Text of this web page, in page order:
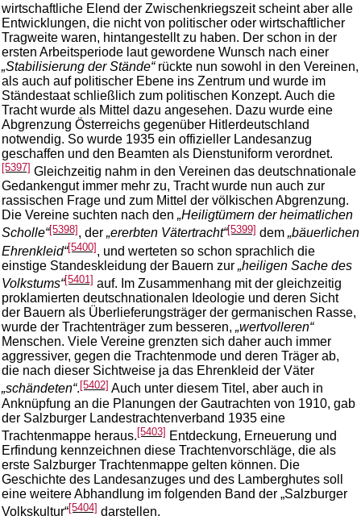
wirtschaftliche Elend der Zwischenkriegszeit scheint aber alle
Entwicklungen, die nicht von politischer oder wirtschaftlicher
Tragweite waren, hintangestellt zu haben. Der schon in der
ersten Arbeitsperiode laut gewordene Wunsch nach einer
„Stabilisierung der Stände“rückte nun sowohl in den Vereinen,
als auch auf politischer Ebene ins Zentrum und wurde im
Ständestaat schließlich zum politischen Konzept. Auch die
Tracht wurde als Mittel dazu angesehen. Dazu wurde eine
Abgrenzung Österreichs gegenüber Hitlerdeutschland
notwendig. So wurde 1935 ein offizieller Landesanzug
geschaffen und den Beamten als Dienstuniform verordnet.
[5397] Gleichzeitig nahm in den Vereinen das deutschnationale
Gedankengut immer mehr zu, Tracht wurde nun auch zur
rassischen Frage und zum Mittel der völkischen Abgrenzung.
Die Vereine suchten nach den „Heiligtümern der heimatlichen
Scholle“[5398], der „ererbten Vätertracht“[5399] dem „bäuerlichen
Ehrenkleid“[5400], und werteten so schon sprachlich die
einstige Standeskleidung der Bauern zur „heiligen Sache des
Volkstums“[5401] auf. Im Zusammenhang mit der gleichzeitig
proklamierten deutschnationalen Ideologie und deren Sicht
der Bauern als Überlieferungsträger der germanischen Rasse,
wurde der Trachtenträger zum besseren, „wertvolleren“
Menschen. Viele Vereine grenzten sich daher auch immer
aggressiver, gegen die Trachtenmode und deren Träger ab,
die nach dieser Sichtweise ja das Ehrenkleid der Väter
„schändeten“.[5402] Auch unter diesem Titel, aber auch in
Anknüpfung an die Planungen der Gautrachten von 1910, gab
der Salzburger Landestrachtenverband 1935 eine
Trachtenmappe heraus.[5403] Entdeckung, Erneuerung und
Erfindung kennzeichnen diese Trachtenvorschläge, die als
erste Salzburger Trachtenmappe gelten können. Die
Geschichte des Landesanzuges und des Lamberghutes soll
eine weitere Abhandlung im folgenden Band der „Salzburger
Volkskultur“[5404] darstellen.